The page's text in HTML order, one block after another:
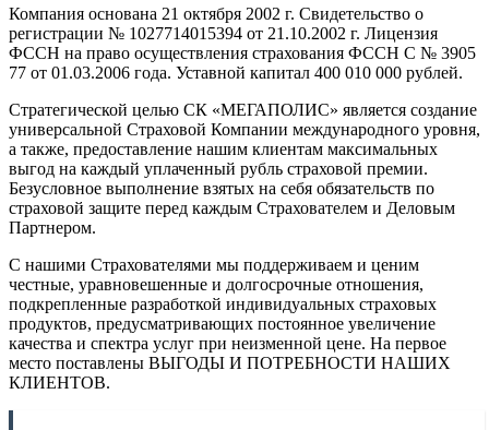
Компания основана 21 октября 2002 г. Свидетельство о
регистрации № 1027714015394 от 21.10.2002 г. Лицензия
ФССН на право осуществления страхования ФССН С № 3905
77 от 01.03.2006 года. Уставной капитал 400 010 000 рублей.
Стратегической целью СК «МЕГАПОЛИС» является создание
универсальной Страховой Компании международного уровня,
а также, предоставление нашим клиентам максимальных
выгод на каждый уплаченный рубль страховой премии.
Безусловное выполнение взятых на себя обязательств по
страховой защите перед каждым Страхователем и Деловым
Партнером.
С нашими Страхователями мы поддерживаем и ценим
честные, уравновешенные и долгосрочные отношения,
подкрепленные разработкой индивидуальных страховых
продуктов, предусматривающих постоянное увеличение
качества и спектра услуг при неизменной цене. На первое
место поставлены ВЫГОДЫ И ПОТРЕБНОСТИ НАШИХ
КЛИЕНТОВ.